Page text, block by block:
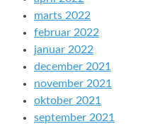
marts 2022
februar 2022
januar 2022
december 2021
november 2021
oktober 2021
september 2021